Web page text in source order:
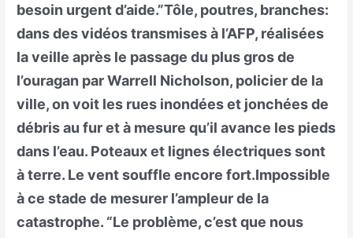
besoin urgent d’aide.”Tôle, poutres, branches:
dans des vidéos transmises à l’AFP, réalisées
la veille après le passage du plus gros de
l’ouragan par Warrell Nicholson, policier de la
ville, on voit les rues inondées et jonchées de
débris au fur et à mesure qu’il avance les pieds
dans l’eau. Poteaux et lignes électriques sont
à terre. Le vent souffle encore fort.Impossible
à ce stade de mesurer l’ampleur de la
catastrophe. “Le problème, c’est que nous